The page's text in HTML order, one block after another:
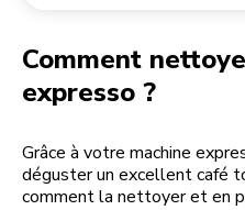
Comment
expresso ?
Grâce à votre machine
déguster un excellent café
comment la nettoyer et en